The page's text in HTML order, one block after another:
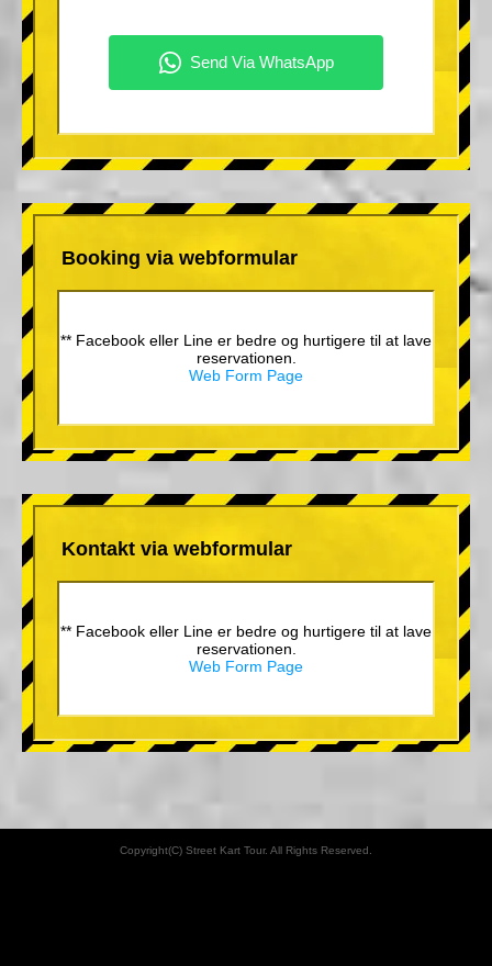
Booking via webformular
** Facebook eller Line er bedre og hurtigere til at lave
reservationen.
Web Form Page
Kontakt via webformular
** Facebook eller Line er bedre og hurtigere til at lave
reservationen.
Web Form Page
Copyright(C) Street Kart Tour. All Rights Reserved.